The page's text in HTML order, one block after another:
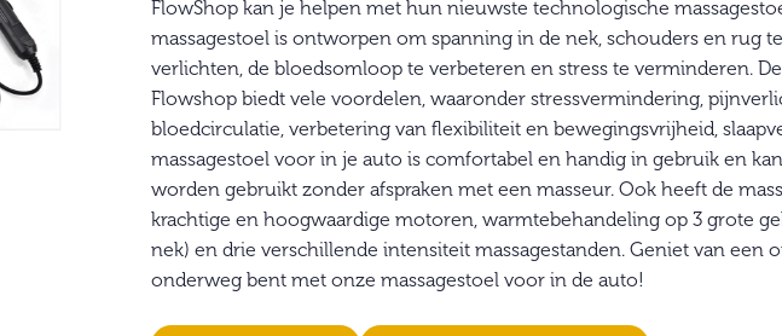
FlowShop kan je helpen met hun nieuwste technologische
massagestoel is ontworpen om spanning in de nek, schouders en rug
verlichten, de bloedsomloop te verbeteren en stress te verminderen.
Flowshop biedt vele voordelen, waaronder stressvermindering,
bloedcirculatie, verbetering van flexibiliteit en bewegingsvrijheid,
massagestoel voor in je auto is comfortabel en handig in gebruik en
worden gebruikt zonder afspraken met een masseur. Ook heeft de
krachtige en hoogwaardige motoren, warmtebehandeling op 3 grote
nek) en drie verschillende intensiteit massagestanden. Geniet van een
onderweg bent met onze massagestoel voor in de auto!